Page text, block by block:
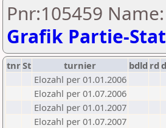
Pnr:105459
Grafik Partie-
tnrSt turnier bdld rd
Elozahl per 01.01.2006
Elozahl per 01.07.2006
Elozahl per 01.01.2007
Elozahl per 01.07.2007